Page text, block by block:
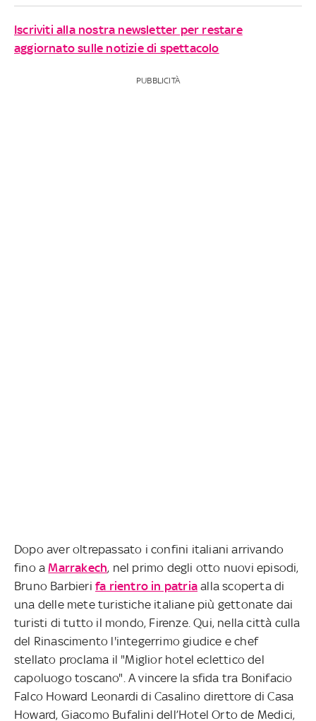
Iscriviti alla nostra newsletter per restare
aggiornato sulle notizie di spettacolo
PUBBLICITÀ
Dopo aver oltrepassato i confini italiani arrivando
fino aMarrakech, nel primo degli otto nuovi episodi,
Bruno Barbieri fa rientro in patria alla scoperta di
una delle mete turistiche italiane più gettonate dai
turisti di tutto il mondo, Firenze. Qui, nella città culla
del Rinascimento l'integerrimo giudice e chef
stellato proclama il "Miglior hotel eclettico del
capoluogo toscano". A vincere la sfida tra Bonifacio
Falco Howard Leonardi di Casalino direttore di Casa
Howard, Giacomo Bufalini dell’Hotel Orto de Medici,